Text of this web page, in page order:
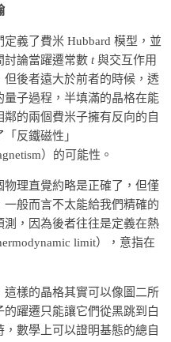
定義了費米 Hubbard 模型，並
討論當躍遷常數 t與交互作用
後者遠大於前者的時候，透
量子過程，半填滿的晶格在能
鄰的兩個費米子擁有反向的自
反鐵磁性」
）的可能性。
物理直覺約略是正確了，但僅
一般而言不太能給我們精確的
測，因為後者往往是定義在熱
limit），意指在
樣的晶格其實可以像圖二所
躍遷只能讓它們從黑跳到白
數學上可以證明基態的總自